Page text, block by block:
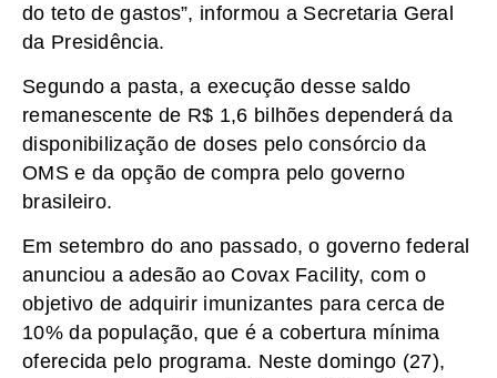
do teto de gastos”, informou a Secretaria Geral
da Presidência.
Segundo a pasta, a execução desse saldo
remanescente de R$ 1,6 bilhões dependerá da
disponibilização de doses pelo consórcio da
OMS e da opção de compra pelo governo
brasileiro.
Em setembro do ano passado, o governo federal
anunciou a adesão ao Covax Facility, com o
objetivo de adquirir imunizantes para cerca de
10% da população, que é a cobertura mínima
oferecida pelo programa. Neste domingo (27),